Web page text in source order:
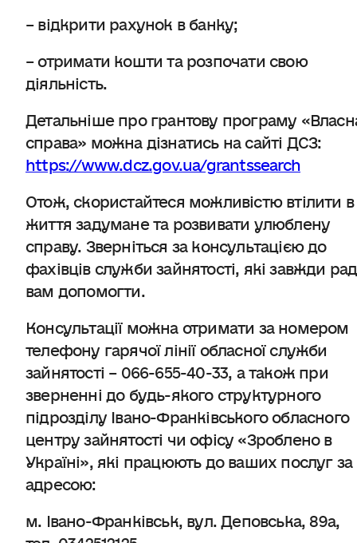
– відкрити рахунок в банку;
– отримати кошти та розпочати свою
діяльність.
Детальніше про грантову програму
справа» можна дізнатись на сайті ДСЗ:
https://www.dcz.gov.ua/grantssearch
Отож, скористайтеся можливістю втілити в
життя задумане та розвивати улюблену
справу. Зверніться за консультацією до
фахівців служби зайнятості, які завжди
вам допомогти.
Консультації можна отримати за номером
телефону гарячої лінії обласної служби
зайнятості – 066-655-40-33, а також при
зверненні до будь-якого структурного
підрозділу Івано-Франківського обласного
центру зайнятості чи офісу «Зроблено в
Україні», які працюють до ваших послуг за
адресою:
м. Івано-Франківськ, вул. Деповська, 89а,